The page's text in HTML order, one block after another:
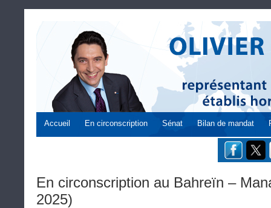
Accueil En circonscription Sénat Bilan de mandat
En circonscription au Bahreïn –
2025)